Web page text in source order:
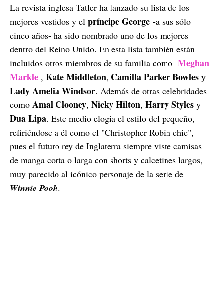
La revista inglesa Tatler ha lanzado su lista de los
mejores vestidos y el príncipe George -a sus sólo
cinco años- ha sido nombrado uno de los mejores
dentro del Reino Unido. En esta lista también están
incluidos otros miembros de su familia como Meghan
Markle , Kate Middleton, Camilla Parker Bowles y
Lady Amelia Windsor. Además de otras celebridades
como Amal Clooney, Nicky Hilton, Harry Styles y
Dua Lipa. Este medio elogia el estilo del pequeño,
refiriéndose a él como el "Christopher Robin chic",
pues el futuro rey de Inglaterra siempre viste camisas
de manga corta o larga con shorts y calcetines largos,
muy parecido al icónico personaje de la serie de
Winnie Pooh.